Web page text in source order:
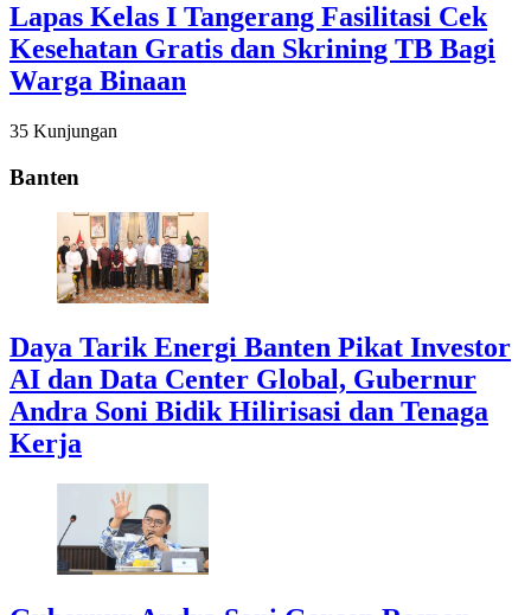
Lapas Kelas I Tangerang Fasilitasi Cek
Kesehatan Gratis dan Skrining TB Bagi
Warga Binaan
35 Kunjungan
Banten
Daya Tarik Energi Banten Pikat Investor
AI dan Data Center Global, Gubernur
Andra Soni Bidik Hilirisasi dan Tenaga
Kerja